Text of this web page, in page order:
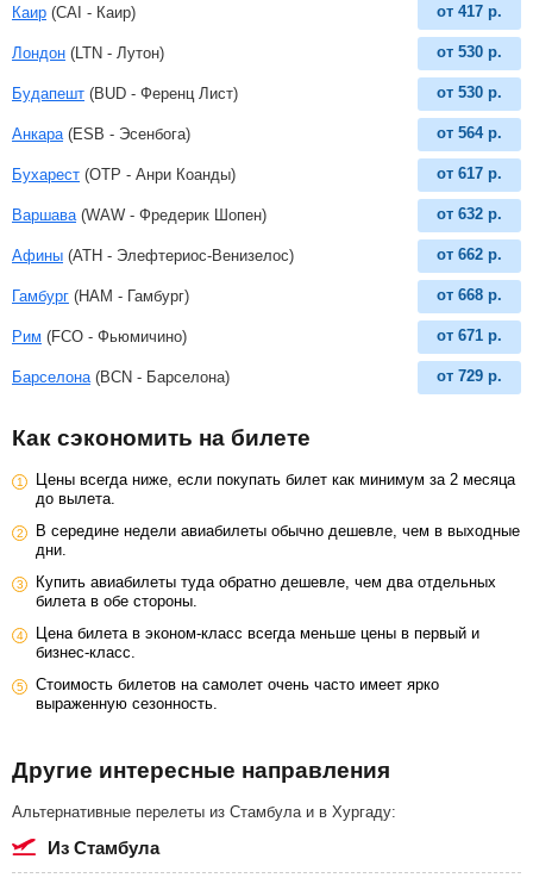
Каир (CAI - Каир) от 417 р.
Лондон (LTN - Лутон) от 530 р.
Будапешт (BUD - Ференц Лист) от 530 р.
Анкара (ESB - Эсенбога) от 564 р.
Бухарест (OTP - Анри Коанды) от 617 р.
Варшава (WAW - Фредерик Шопен) от 632 р.
Афины (ATH - Элефтериос-Венизелос) от 662 р.
Гамбург (HAM - Гамбург) от 668 р.
Рим (FCO - Фьюмичино) от 671 р.
Барселона (BCN - Барселона) от 729 р.
Как сэкономить на билете
Цены всегда ниже, если покупать билет как минимум за 2 месяца
до вылета.
В середине недели авиабилеты обычно дешевле, чем в выходные
дни.
Купить авиабилеты туда обратно дешевле, чем два отдельных
билета в обе стороны.
Цена билета в эконом-класс всегда меньше цены в первый и
бизнес-класс.
Стоимость билетов на самолет очень часто имеет ярко
выраженную сезонность.
Другие интересные направления
Альтернативные перелеты из Стамбула и в Хургаду:
из Стамбула